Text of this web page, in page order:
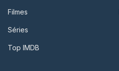
Filmes
Séries
Top IMDB